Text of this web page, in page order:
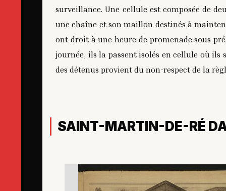
surveillance. Une cellule est composée de
une chaîne et son maillon destinés à
ont droit à une heure de promenade sous
journée, ils la passent isolés en cellule où
des détenus provient du non-respect de la
SAINT-MARTIN-DE-RÉ